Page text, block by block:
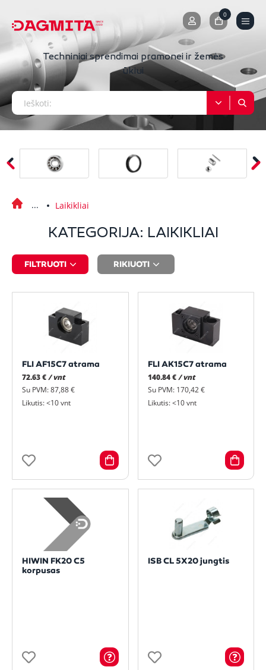
0
0
Techniniai sprendimai pramonei ir žemės
ūkiui
Laikikliai
KATEGORIJA: LAIKIKLIAI
FILTRUOTI RIKIUOTI
FLI AF15C7 atrama
72.63 €/ vnt
Su PVM: 87,88 €
Likutis: <10 vnt
FLI AK15C7 atrama
140.84 € / vnt
Su PVM: 170,42 €
Likutis: <10 vnt
HIWIN FK20 C5
korpusas
ISB CL 5X20 jungtis